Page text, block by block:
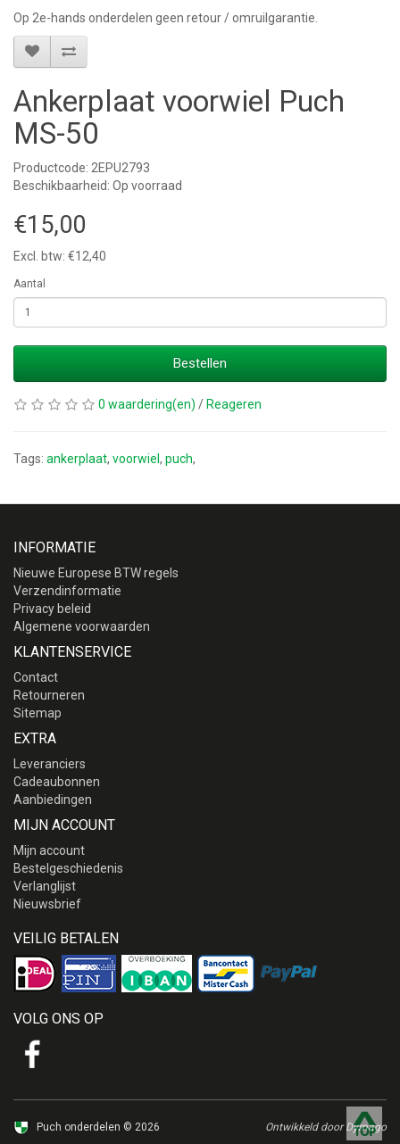
Op 2e-hands onderdelen geen retour / omruilgarantie.
Ankerplaat voorwiel Puch
MS-50
Productcode: 2EPU2793
Beschikbaarheid: Op voorraad
€15,00
Excl. btw: €12,40
Aantal
Bestellen
0 waardering(en) / Reageren
Tags: ankerplaat, voorwiel , puch,
INFORMATIE
Nieuwe Europese BTW regels
Verzendinformatie
Privacy beleid
Algemene voorwaarden
KLANTENSERVICE
Contact
Retourneren
Sitemap
EXTRA
Leveranciers
Cadeaubonnen
Aanbiedingen
MIJN ACCOUNT
Mijn account
Bestelgeschiedenis
Verlanglijst
Nieuwsbrief
VEILIG BETALEN
VOLG ONS OP
Puch onderdelen © 2026 Ontwikkeld door Dymago